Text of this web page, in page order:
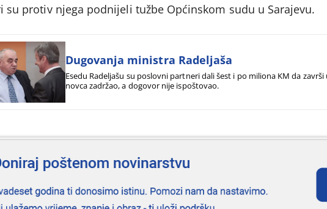
su protiv njega podnijeli tužbe Općinskom sudu u Sarajevu.
Dugovanja ministra Radeljaša
Esedu Radeljašu su poslovni partneri dali šest i po miliona KM da
novca zadržao, a dogovor nije ispoštovao.